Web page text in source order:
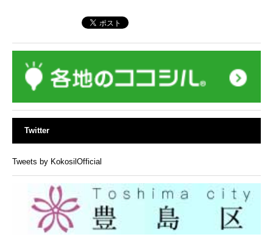
Twitter
Tweets by KokosilOfficial